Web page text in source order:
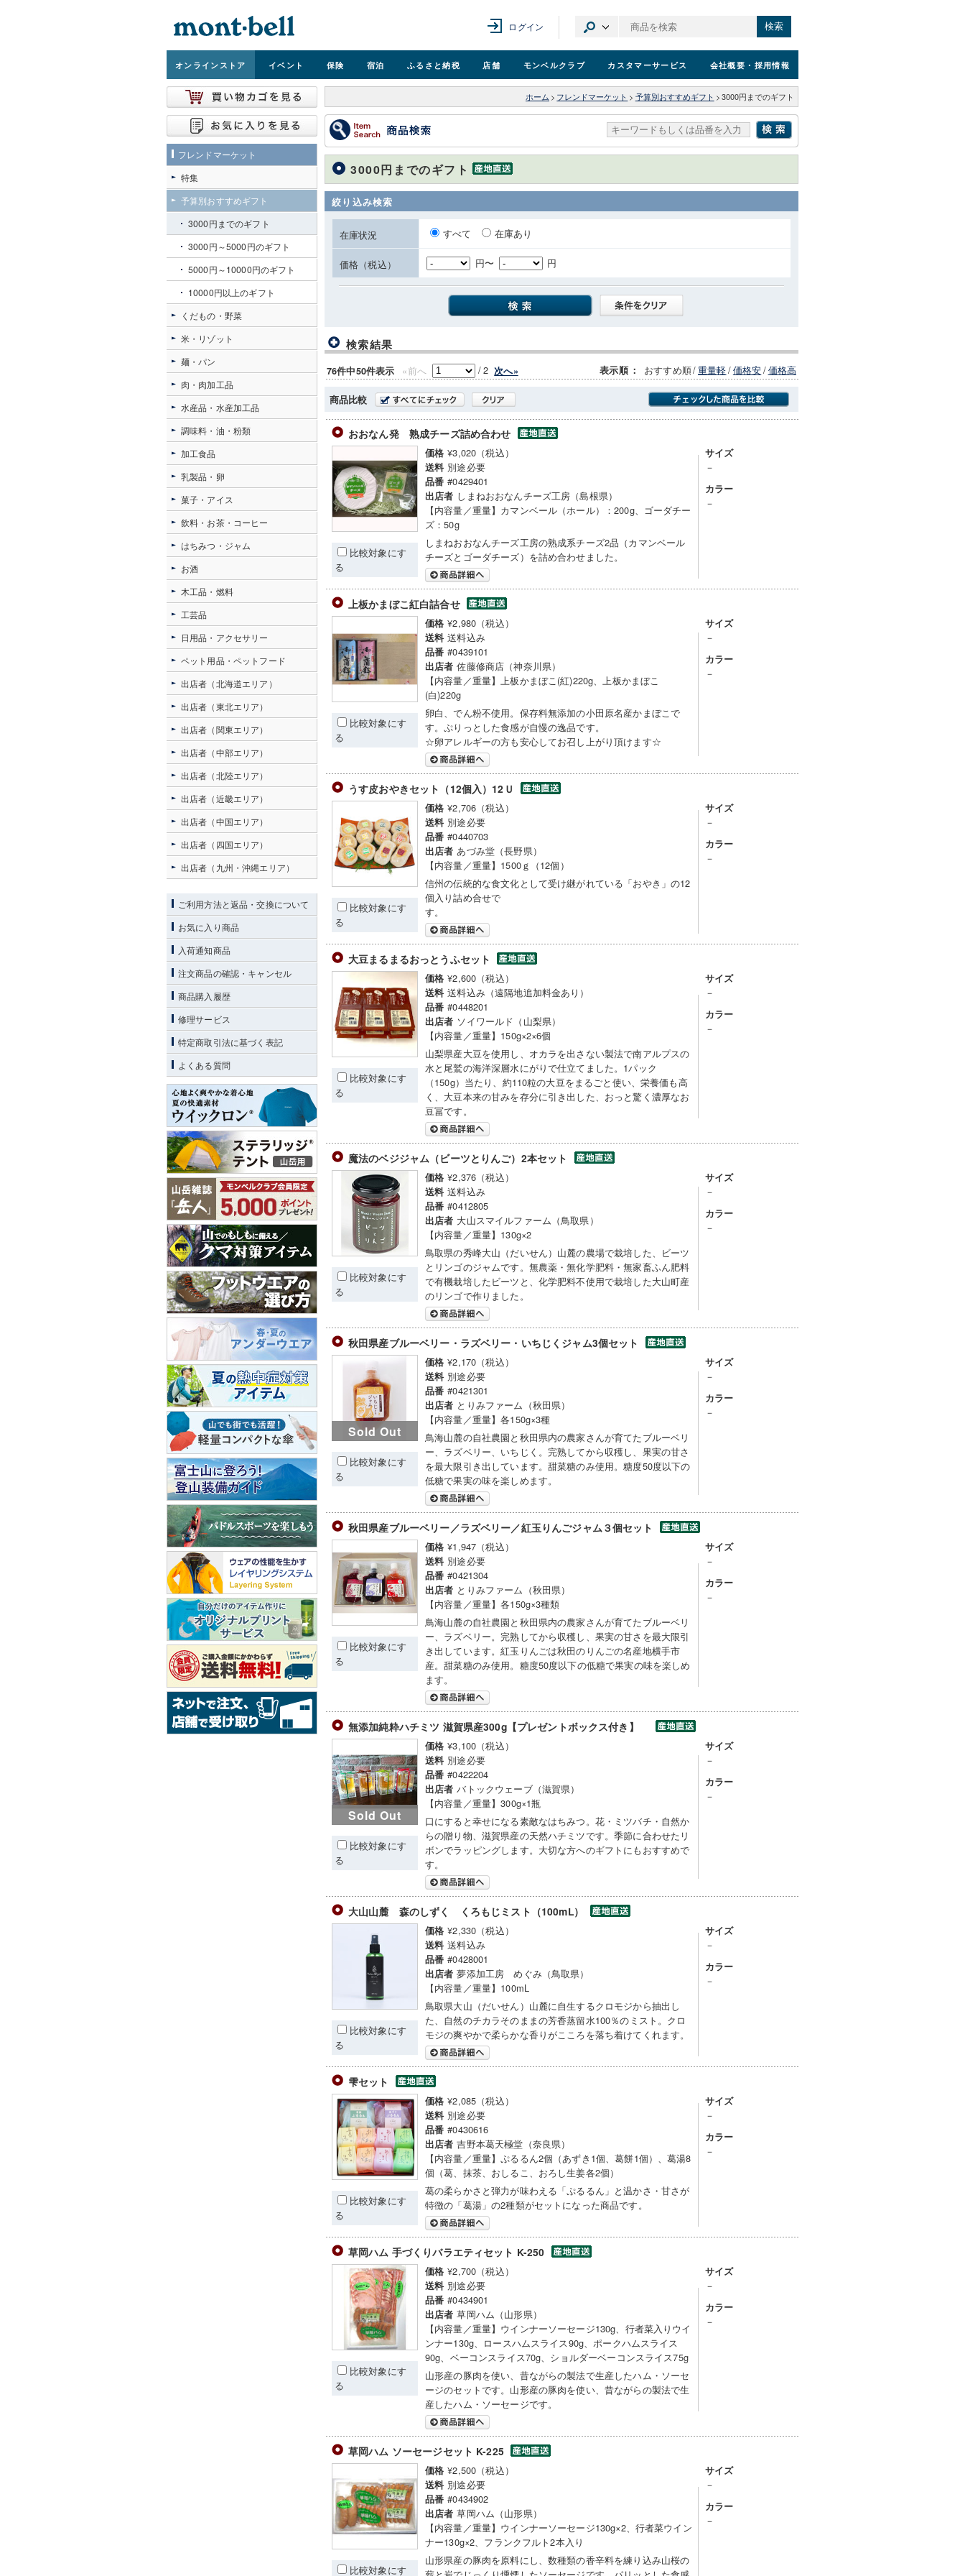
ログイン 検索
オンラインストア イベント 保険 宿泊 ふるさと納税 店舗 モンベルクラブ カスタマーサービス 会社概要 ・採用情報
ホーム > フレンドマーケット > 予算別おすすめギフト > 3000円までのギフト
3000円までのギフト
絞り込み検索
在庫状況 すべて 在庫あり
価格（税込） 円〜 円
検索結果
76件中50件表示 «前へ /2 次へ» 表示順 ： おすすめ順/重量軽/価格安/価格高
商品比較
おおなん発 熟成チーズ詰め合わせ
比較対象にす
る
価格 ¥3,020（税込）
送料 別途必要
品番 #0429401
出店者 しまねおおなんチーズ工房（島根県）
【内容量／重量】カマンベール（ホール）：200g、ゴーダチー
ズ：50g
しまねおおなんチーズ工房の熟成系チーズ2品（カマンベール
チーズとゴーダチーズ）を詰め合わせました。
サイズ
－
カラー
－
上板かまぼこ紅白詰合せ
比較対象にす
る
価格 ¥2,980（税込）
送料 送料込み
品番 #0439101
出店者 佐藤修商店（神奈川県）
【内容量／重量】上板かまぼこ(紅)220g、上板かまぼこ
(白)220g
卵白、でん粉不使用。保存料無添加の小田原名産かまぼこで
す。ぷりっとした食感が自慢の逸品です。
☆卵アレルギーの方も安心してお召し上がり頂けます☆
サイズ
－
カラー
－
うす皮おやきセット（12個入）12Ｕ
比較対象にす
る
価格 ¥2,706（税込）
送料 別途必要
品番 #0440703
出店者 あづみ堂（長野県）
【内容量／重量】1500ｇ（12個）
信州の伝統的な食文化として受け継がれている「おやき」の12
個入り詰め合せで
す。
サイズ
－
カラー
－
大豆まるまるおっとうふセット
比較対象にす
る
価格 ¥2,600（税込）
送料 送料込み（遠隔地追加料金あり）
品番 #0448201
出店者 ソイワールド（山梨県）
【内容量／重量】150g×2×6個
山梨県産大豆を使用し、オカラを出さない製法で南アルプスの
水と尾鷲の海洋深層水にがりで仕立てました。1パック
（150g）当たり、約110粒の大豆をまるごと使い、栄養価も高
く、大豆本来の甘みを存分に引き出した、おっと驚く濃厚なお
豆冨です。
サイズ
－
カラー
－
魔法のベジジャム（ビーツとりんご）2本セット
比較対象にす
る
価格 ¥2,376（税込）
送料 送料込み
品番 #0412805
出店者 大山スマイルファーム（鳥取県）
【内容量／重量】130g×2
鳥取県の秀峰大山（だいせん）山麓の農場で栽培した、ビーツ
とリンゴのジャムです。無農薬・無化学肥料・無家畜ふん肥料
で有機栽培したビーツと、化学肥料不使用で栽培した大山町産
のリンゴで作りました。
サイズ
－
カラー
－
秋田県産ブルーベリー・ラズベリー・いちじくジャム3個セット
Sold Out
比較対象にす
る
価格 ¥2,170（税込）
送料 別途必要
品番 #0421301
出店者 とりみファーム（秋田県）
【内容量／重量】各150g×3種
鳥海山麓の自社農園と秋田県内の農家さんが育てたブルーベリ
ー、ラズベリー、いちじく。完熟してから収穫し、果実の甘さ
を最大限引き出しています。甜菜糖のみ使用。糖度50度以下の
低糖で果実の味を楽しめます。
サイズ
－
カラー
－
秋田県産ブルーベリー／ラズベリー／紅玉りんごジャム３個セット
比較対象にす
る
価格 ¥1,947（税込）
送料 別途必要
品番 #0421304
出店者 とりみファーム（秋田県）
【内容量／重量】各150g×3種類
鳥海山麓の自社農園と秋田県内の農家さんが育てたブルーベリ
ー、ラズベリー。完熟してから収穫し、果実の甘さを最大限引
き出しています。紅玉りんごは秋田のりんごの名産地横手市
産。甜菜糖のみ使用。糖度50度以下の低糖で果実の味を楽しめ
ます。
サイズ
－
カラー
－
無添加純粋ハチミツ 滋賀県産300g【プレゼントボックス付き】
Sold Out
比較対象にす
る
価格 ¥3,100（税込）
送料 別途必要
品番 #0422204
出店者 バトックウェーブ（滋賀県）
【内容量／重量】300g×1瓶
口にすると幸せになる素敵なはちみつ。花・ミツバチ・自然か
らの贈り物、滋賀県産の天然ハチミツです。季節に合わせたリ
ボンでラッピングします。大切な方へのギフトにもおすすめで
す。
サイズ
－
カラー
－
大山山麓 森のしずく くろもじミスト（100mL）
比較対象にす
る
価格 ¥2,330（税込）
送料 送料込み
品番 #0428001
出店者 夢添加工房 めぐみ（鳥取県）
【内容量／重量】100mL
鳥取県大山（だいせん）山麓に自生するクロモジから抽出し
た、自然のチカラそのままの芳香蒸留水100％のミスト。クロ
モジの爽やかで柔らかな香りがこころを落ち着けてくれます。
サイズ
－
カラー
－
雫セット
比較対象にす
る
価格 ¥2,085（税込）
送料 別途必要
品番 #0430616
出店者 吉野本葛天極堂（奈良県）
【内容量／重量】ぷるるん2個（あずき1個、葛餅1個）、葛湯8
個（葛、抹茶、おしるこ、おろし生姜各2個）
葛の柔らかさと弾力が味わえる「ぷるるん」と温かさ・甘さが
特徴の「葛湯」の2種類がセットになった商品です。
サイズ
－
カラー
－
草岡ハム 手づくりバラエティセット K-250
比較対象にす
る
価格 ¥2,700（税込）
送料 別途必要
品番 #0434901
出店者 草岡ハム（山形県）
【内容量／重量】ウインナーソーセージ130g、行者菜入りウイ
ンナー130g、ロースハムスライス90g、ポークハムスライス
90g、ベーコンスライス70g、ショルダーベーコンスライス75g
山形産の豚肉を使い、昔ながらの製法で生産したハム・ソーセ
ージのセットです。山形産の豚肉を使い、昔ながらの製法で生
産したハム・ソーセージです。
サイズ
－
カラー
－
草岡ハム ソーセージセット K-225
比較対象にす
価格 ¥2,500（税込）
送料 別途必要
品番 #0434902
出店者 草岡ハム（山形県）
【内容量／重量】ウインナーソーセージ130g×2、行者菜ウイン
ナー130g×2、フランクフルト2本入り
山形県産の豚肉を原料にし、数種類の香辛料を練り込み山桜の
サイズ
－
カラー
－
フレンドマーケット
特集
予算別おすすめギフト
3000円までのギフト
3000円～5000円のギフト
5000円～10000円のギフト
10000円以上のギフト
くだもの・野菜
米・リゾット
麺・パン
肉・肉加工品
水産品・水産加工品
調味料・油・粉類
加工食品
乳製品・卵
菓子・アイス
飲料・お茶・コーヒー
はちみつ・ジャム
お酒
木工品・燃料
工芸品
日用品・アクセサリー
ペット用品・ペットフード
出店者（北海道エリア）
出店者（東北エリア）
出店者（関東エリア）
出店者（中部エリア）
出店者（北陸エリア）
出店者（近畿エリア）
出店者（中国エリア）
出店者（四国エリア）
出店者（九州・沖縄エリア）
ご利用方法と返品・交換について
お気に入り商品
入荷通知商品
注文商品の確認・キャンセル
商品購入履歴
修理サービス
特定商取引法に基づく表記
よくある質問